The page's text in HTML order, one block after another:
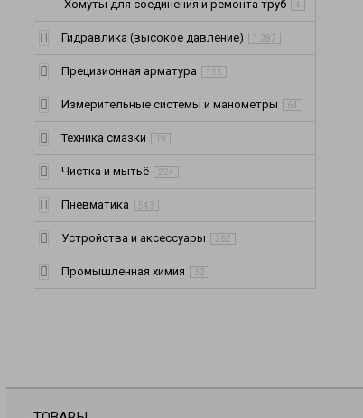
Хомуты для соединения и ремонта труб 4
Гидравлика (высокое давление) 1 287
Прецизионная арматура
Измерительные системы и манометры 64
Техника смазки 19
Чистка и мытьё 224
Пневматика 543
Устройства и аксессуары 262
Промышленная химия 32